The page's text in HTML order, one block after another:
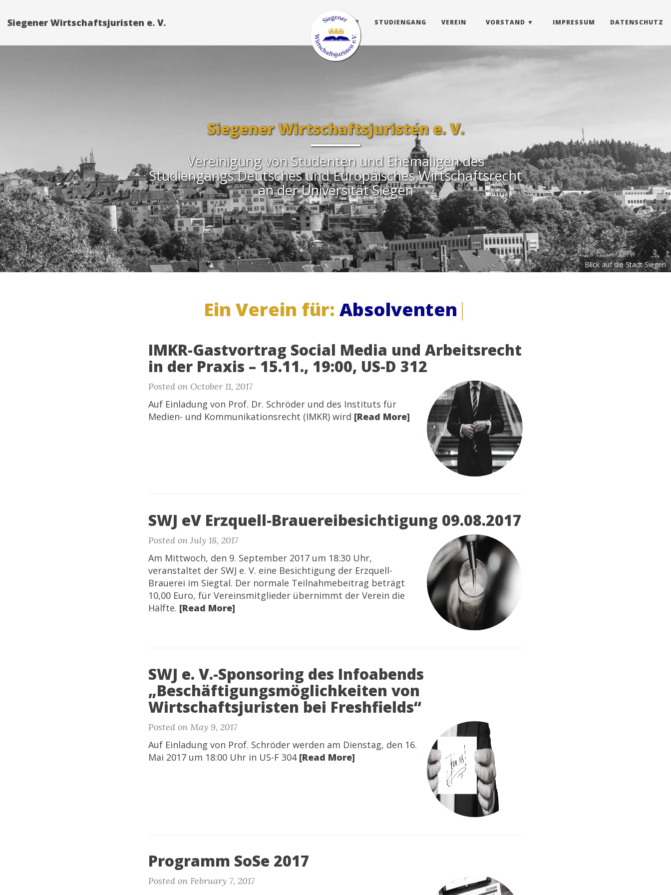
Siegener Wirtschaftsjuristen e. V. HOME STUDIENGANG VEREIN VORSTAND IMPRESSUM DATENSCHUTZ
Siegener Wirtschaftsjuristen e. V.
Vereinigung von Studenten und Ehemaligen des
Studiengangs Deutsches und Europäisches Wirtschaftsrecht
an der Universität Siegen
Blick auf die Stadt Siegen
Ein Verein für: Absolventen. |
IMKR-Gastvortrag Social Media und Arbeitsrecht
in der Praxis – 15.11., 19:00, US-D 312
Posted on October 11, 2017
Auf Einladung von Prof. Dr. Schröder und des Instituts für
Medien- und Kommunikationsrecht (IMKR) wird [Read More]
SWJ eV Erzquell-Brauereibesichtigung 09.08.2017
Posted on July 18, 2017
Am Mittwoch, den 9. September 2017 um 18:30 Uhr,
veranstaltet der SWJ e. V. eine Besichtigung der Erzquell-
Brauerei im Siegtal. Der normale Teilnahmebeitrag beträgt
10,00 Euro, für Vereinsmitglieder übernimmt der Verein die
Hälfte. [Read More]
SWJ e. V.-Sponsoring des Infoabends
„Beschäftigungsmöglichkeiten von
Wirtschaftsjuristen bei Freshfields“
Posted on May 9, 2017
Auf Einladung von Prof. Schröder werden am Dienstag, den 16.
Mai 2017 um 18:00 Uhr in US-F 304 [Read More]
Programm SoSe 2017
Posted on February 7, 2017